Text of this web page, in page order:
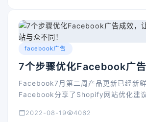
facebook广告
7个步骤优化Facebook广
的Shopify网站与众不同！
Facebook7月第二周产品更新已经新鲜
Facebook分享了Shopify网站优化建
看看下面Shopify网站优化建议~
2022-08-19 4062